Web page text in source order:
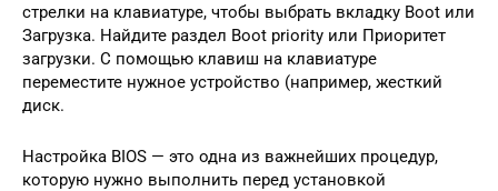
стрелки на клавиатуре, чтобы выбрать вкладку Boot или
Загрузка. Найдите раздел Boot priority или Приоритет
загрузки. С помощью клавиш на клавиатуре
переместите нужное устройство (например, жесткий
диск.
Настройка BIOS — это одна из важнейших процедур,
которую нужно выполнить перед установкой